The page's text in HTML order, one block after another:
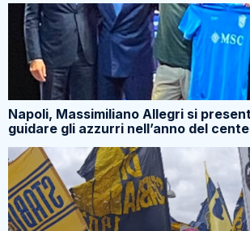
Napoli, Massimiliano Allegri si
guidare gli azzurri nell’anno del